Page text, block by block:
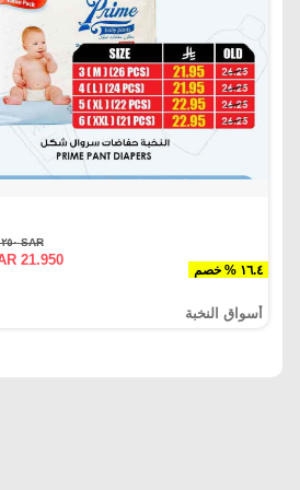
١٦.٤ % خصم
SAR ٢٦.٢٥٠
21.950
أسواق النخبة